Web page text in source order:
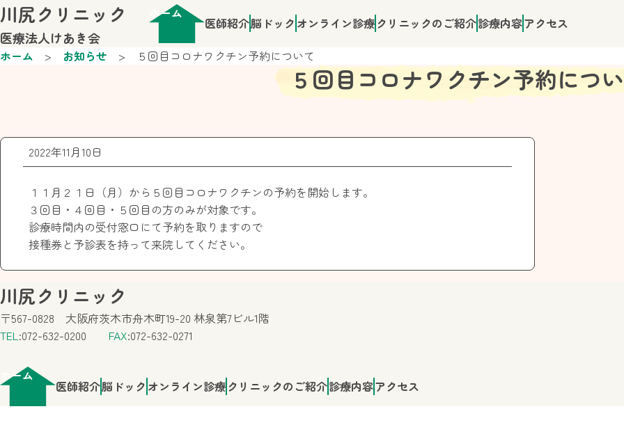
川尻クリニック
医療法人けあき会
ホーム
医師紹介脳ドック オンライン診療クリニックのご紹介診療内容アクセス
ホーム
お知らせ ５回目コロナワクチン予約について
５回目コロナワクチン予約につ
2022年11月10日
１１月２１日（月）から５回目コロナワクチンの予約を開始します。
３回目・４回目・５回目の方のみが対象です。
診療時間内の受付窓口にて予約を取りますので
接種券と予診表を持って来院してください。
川尻クリニック
〒567-0828 大阪府茨木市舟木町19-20 林泉第7ビル1階
TEL:072-632-0200 FAX:072-632-0271
ホーム
医師紹介脳ドック オンライン診療クリニックのご紹介診療内容アクセス